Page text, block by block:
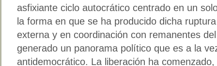
asfixiante ciclo autocrático centrado en un
la forma en que se ha producido dicha
externa y en coordinación con remanentes
generado un panorama político que es a la
antidemocrático. La liberación ha